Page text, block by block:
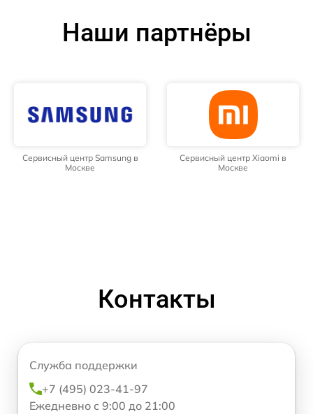
Наши партнёры
Сервисный центр Samsung в
Москве
Сервисный центр Xiaomi в
Москве
Контакты
Служба поддержки
+7 (495) 023-41-97
Ежедневно с 9:00 до 21:00